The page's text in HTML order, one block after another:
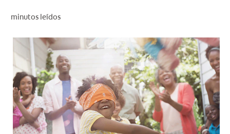
PARA PROFESIONALES
CUPONES
DÓNDE COMPRAR
minutos leídos